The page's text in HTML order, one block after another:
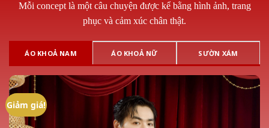
Mỗi concept là một câu chuyện được kể bằng hình ảnh, trang
phục và cảm xúc chân thật.
ÁO KHOẢ NAM ÁO KHOẢ NỮ SƯỜN XÁM
Giảm giá!